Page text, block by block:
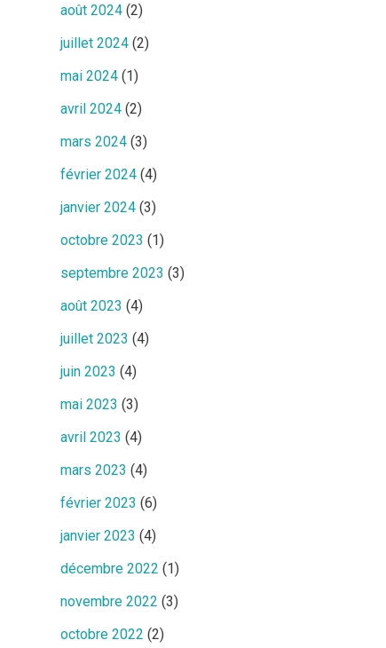
août 2024 (2)
juillet 2024 (2)
mai 2024 (1)
avril 2024 (2)
mars 2024 (3)
février 2024 (4)
janvier 2024 (3)
octobre 2023 (1)
septembre 2023 (3)
août 2023 (4)
juillet 2023 (4)
juin 2023 (4)
mai 2023 (3)
avril 2023 (4)
mars 2023 (4)
février 2023 (6)
janvier 2023 (4)
décembre 2022 (1)
novembre 2022 (3)
octobre 2022 (2)